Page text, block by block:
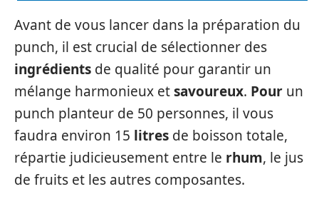
Avant de vous lancer dans la préparation du
punch, il est crucial de sélectionner des
ingrédients de qualité pour garantir un
mélange harmonieux etsavoureux. Pour un
punch planteur de 50 personnes, il vous
faudra environ 15 litres de boisson totale,
répartie judicieusement entre le rhum, le jus
de fruits et les autres composantes.